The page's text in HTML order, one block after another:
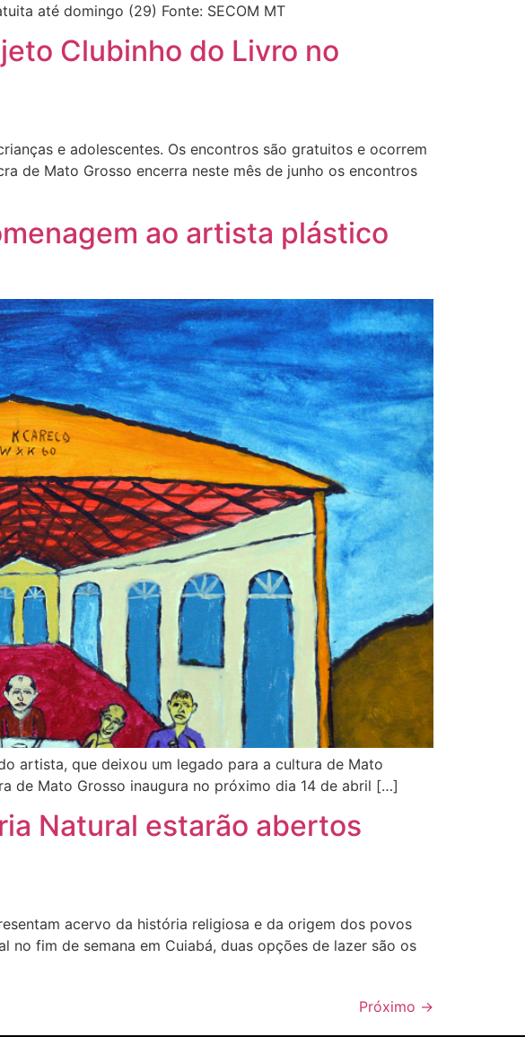
até domingo (29) Fonte: SECOM MT
Clubinho do Livro no
e adolescentes. Os encontros são gratuitos e ocorrem
de Mato Grosso encerra neste mês de junho os encontros
ao artista plástico
artista, que deixou um legado para a cultura de Mato
de Mato Grosso inaugura no próximo dia 14 de abril […]
Natural estarão abertos
acervo da história religiosa e da origem dos povos
no fim de semana em Cuiabá, duas opções de lazer são os
Próximo →